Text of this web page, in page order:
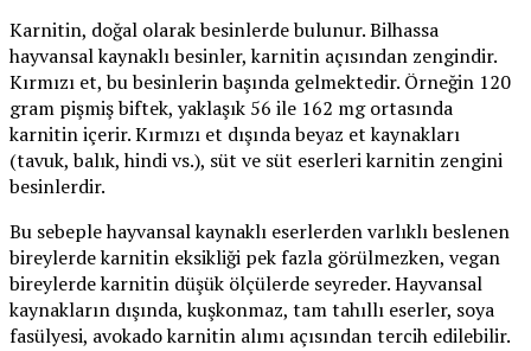
Karnitin, doğal olarak besinlerde bulunur. Bilhassa
hayvansal kaynaklı besinler, karnitin açısından zengindir.
Kırmızı et, bu besinlerin başında gelmektedir. Örneğin 120
gram pişmiş biftek, yaklaşık 56 ile 162 mg ortasında
karnitin içerir. Kırmızı et dışında beyaz et kaynakları
(tavuk, balık, hindi vs.), süt ve süt eserleri karnitin zengini
besinlerdir.
Bu sebeple hayvansal kaynaklı eserlerden varlıklı beslenen
bireylerde karnitin eksikliği pek fazla görülmezken, vegan
bireylerde karnitin düşük ölçülerde seyreder. Hayvansal
kaynakların dışında, kuşkonmaz, tam tahıllı eserler, soya
fasülyesi, avokado karnitin alımı açısından tercih edilebilir.